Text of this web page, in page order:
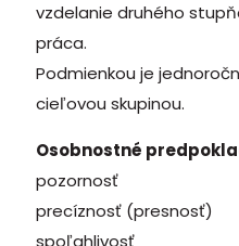
vzdelanie druhého
práca.
Podmienkou je
cieľovou skupinou.
Osobnostné
pozornosť
precíznosť (presnosť)